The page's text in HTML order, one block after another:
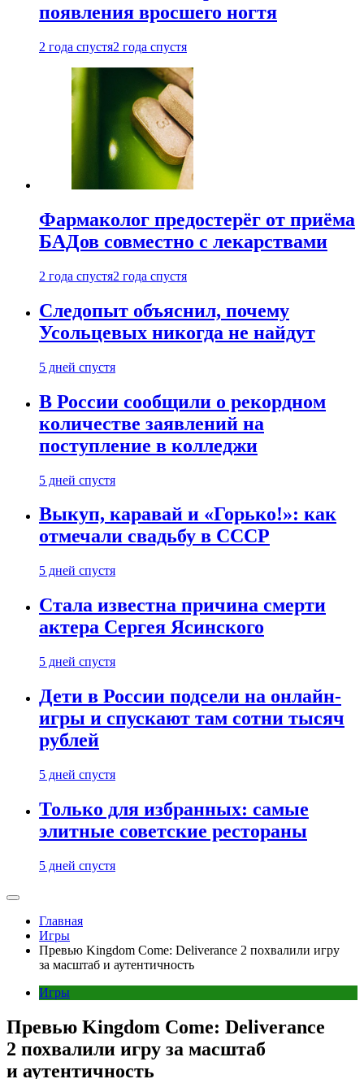
появления вросшего ногтя
2 года спустя2 года спустя
Фармаколог предостерёг от приёма
БАДов совместно с лекарствами
2 года спустя2 года спустя
Следопыт объяснил, почему
Усольцевых никогда не найдут
5 дней спустя
В России сообщили о рекордном
количестве заявлений на
поступление в колледжи
5 дней спустя
Выкуп, каравай и «Горько!»: как
отмечали свадьбу в СССР
5 дней спустя
Стала известна причина смерти
актера Сергея Ясинского
5 дней спустя
Дети в России подсели на онлайн-
игры и спускают там сотни тысяч
рублей
5 дней спустя
Только для избранных: самые
элитные советские рестораны
5 дней спустя
Главная
Игры
Превью Kingdom Come: Deliverance 2 похвалили игру
за масштаб и аутентичность
Игры
Превью Kingdom Come: Deliverance
2 похвалили игру за масштаб
и аутентичность